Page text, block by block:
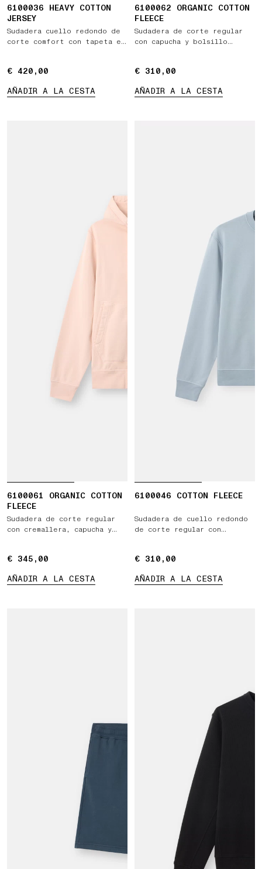
6100036 HEAVY COTTON
JERSEY
Sudadera cuello redondo de
corte comfort con tapeta en
€ 420,00
€ 420,00
AÑADIR A LA CESTA
6100062 ORGANIC COTTON
FLEECE
Sudadera de corte regular
con capucha y bolsillo
€ 310,00
€ 310,00
AÑADIR A LA CESTA
6100061 ORGANIC COTTON
FLEECE
Sudadera de corte regular
con cremallera, capucha y
€ 345,00
€ 345,00
AÑADIR A LA CESTA
6100046 COTTON FLEECE
Sudadera de cuello redondo
de corte regular con
€ 310,00
€ 310,00
AÑADIR A LA CESTA